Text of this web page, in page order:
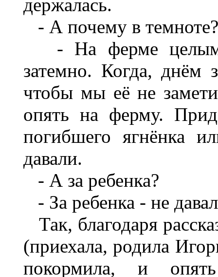
держалась.
- А почему в темноте?
- На ферме целыми
затемно. Когда, днём
чтобы мы её не
опять на ферму.
погибшего ягнёнка
давали.
- А за ребенка?
- За ребенка - не
Так, благодаря
(приехала, родила
покормила, и